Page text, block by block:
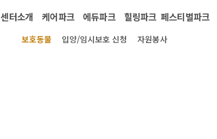
센터소개 케어파크 에듀파크 힐링파크 페스티벌파크
보호동물 입양/임시보호 신청 자원봉사